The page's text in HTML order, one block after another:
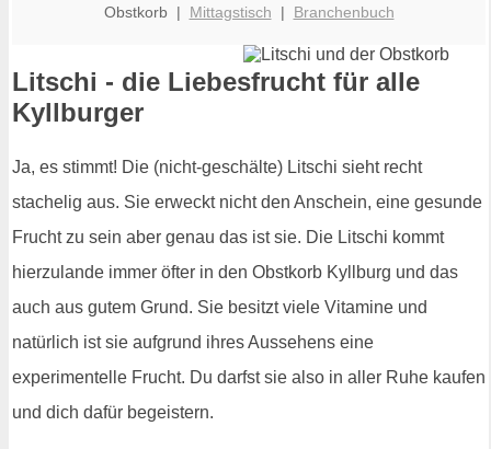
Obstkorb | Mittagstisch | Branchenbuch
Litschi - die Liebesfrucht für alle
Kyllburger
Ja, es stimmt! Die (nicht-geschälte) Litschi sieht recht
stachelig aus. Sie erweckt nicht den Anschein, eine gesunde
Frucht zu sein aber genau das ist sie. Die Litschi kommt
hierzulande immer öfter in den Obstkorb Kyllburg und das
auch aus gutem Grund. Sie besitzt viele Vitamine und
natürlich ist sie aufgrund ihres Aussehens eine
experimentelle Frucht. Du darfst sie also in aller Ruhe kaufen
und dich dafür begeistern.